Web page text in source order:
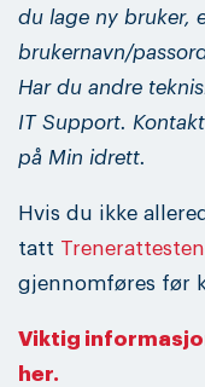
du lage ny bruker,
brukernavn/
Har du andre
IT Support.
på Min idrett.
Hvis du ikke
tatt
gjennomføres før
Viktig
her.